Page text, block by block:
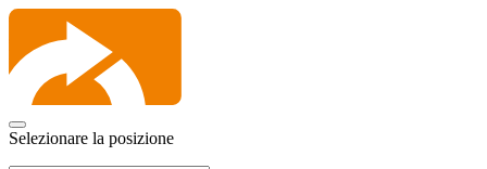
Selezionare la posizione